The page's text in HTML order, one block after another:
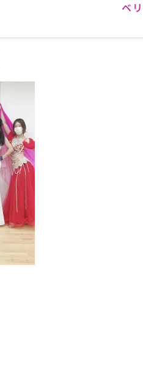
ベ